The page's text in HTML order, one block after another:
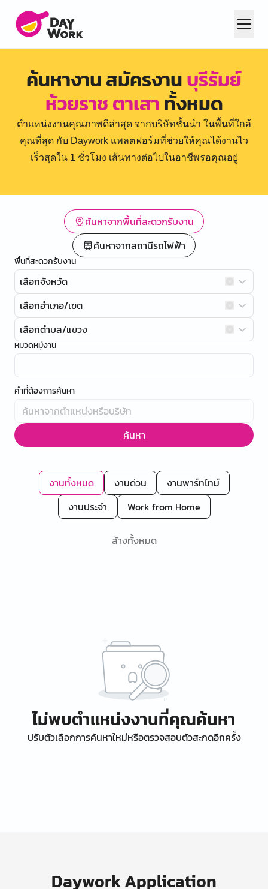
ค้นหางาน สมัครงานบุรีรัมย์
ห้วยราช ตาเสาทั้งหมด
ตำแหน่งงานคุณภาพดีล่าสุด จากบริษัทชั้นนำ ในพื้นที่ใกล้
คุณที่สุด กับ Daywork แพลตฟอร์มที่ช่วยให้คุณได้งานไว
เร็วสุดใน 1 ชั่วโมง เส้นทางต่อไปในอาชีพรอคุณอยู่
ค้นหาจากพื้นที่สะดวกรับงาน
ค้นหาจากสถานีรถไฟฟ้า
พื้นที่สะดวกรับงาน
เลือกจังหวัด
เลือกอำเภอ/เขต
เลือกตำบล/แขวง
หมวดหมู่งาน
คำที่ต้องการค้นหา
ค้นหา
งานทั้งหมด งานด่วน
งานพาร์ทไทม์
งานประจำ
Work from Home
ล้างทั้งหมด
ไม่พบตำแหน่งงานที่คุณค้นหา
ปรับตัวเลือกการค้นหาใหม่หรือตรวจสอบตัวสะกดอีกครั้ง
Daywork Application